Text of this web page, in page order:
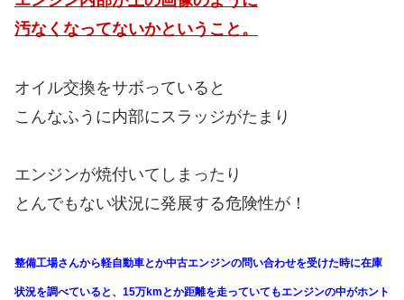
汚なくなってないかということ。
オイル交換をサボっていると
こんなふうに内部にスラッジがたまり
エンジンが焼付いてしまったり
とんでもない状況に発展する危険性が！
整備工場さんから軽自動車とか中古エンジンの問い合わせを受けた時に在庫
状況を調べていると、15万kmとか距離を走っていてもエンジンの中がホント